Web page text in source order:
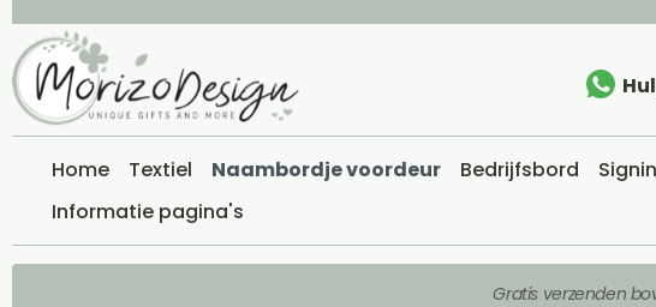
Home Textiel Naambordje voordeur Bedrijfsbord
Informatie pagina's
Gratis verzenden